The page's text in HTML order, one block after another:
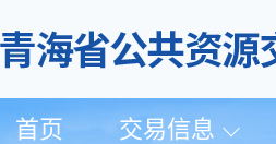
首页 交易信息